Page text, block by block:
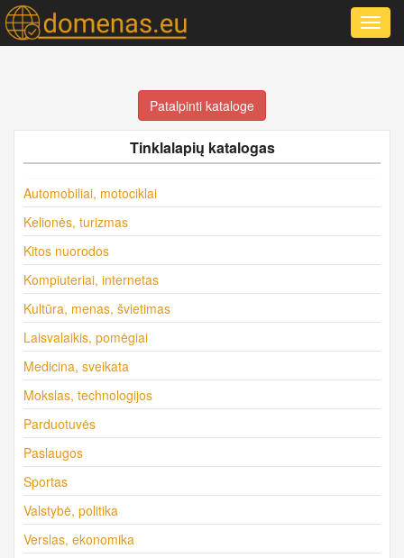
Patalpinti kataloge
Tinklalapių katalogas
Automobiliai, motociklai
Kelionės, turizmas
Kitos nuorodos
Kompiuteriai, internetas
Kultūra, menas, švietimas
Laisvalaikis, pomėgiai
Medicina, sveikata
Mokslas, technologijos
Parduotuvės
Paslaugos
Sportas
Valstybė, politika
Verslas, ekonomika